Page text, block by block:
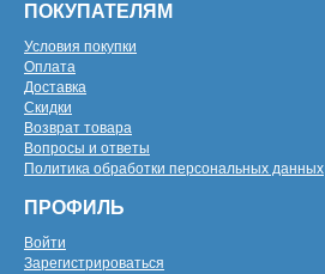
ПОКУПАТЕЛЯМ
Условия покупки
Оплата
Доставка
Скидки
Возврат товара
Вопросы и ответы
Политика обработки персональных данных
ПРОФИЛЬ
Войти
Зарегистрироваться